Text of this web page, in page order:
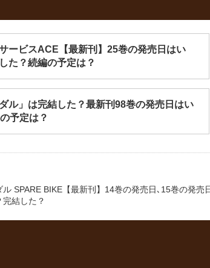
ービスACE【最新刊】25巻の発売日はい
た？続編の予定は？
ダル」は完結した？最新刊98巻の発売日はい
予定は？
ル SPARE BIKE【最新刊】14巻の発売日､15巻の発売
完結した？